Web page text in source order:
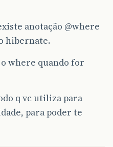
anotação @where
hibernate.
where quando for
q vc utiliza para
para poder te